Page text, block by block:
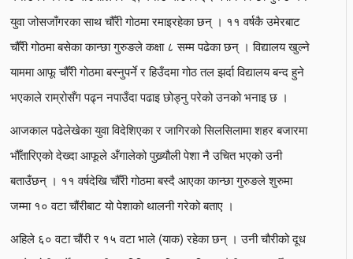
युवा जोसजाँगरका साथ चौँरी गोठमा रमाइरहेका छन् । ११ वर्षकै उमेरबाट
चौँरी गोठमा बसेका कान्छा गुरुङले कक्षा ८ सम्म पढेका छन् । विद्यालय खुल्ने
याममा आफू चौँरी गोठमा बस्नुपर्ने र हिउँदमा गोठ तल झर्दा विद्यालय बन्द हुने
भएकाले राम्रोसँग पढ्न नपाउँदा पढाइ छोड्नु परेको उनको भनाइ छ ।
आजकाल पढेलेखेका युवा विदेशिएका र जागिरको सिलसिलामा शहर बजारमा
भौँतारिएको देख्दा आफूले अँगालेको पुख्र्यौली पेशा नै उचित भएको उनी
बताउँछन् । ११ वर्षदेखि चौँरी गोठमा बस्दै आएका कान्छा गुरुङले शुरुमा
जम्मा १० वटा चौंरीबाट यो पेशाको थालनी गरेको बताए ।
अहिले ६० वटा चौंरी र १५ वटा भाले (याक) रहेका छन् । उनी चौरीको दूध